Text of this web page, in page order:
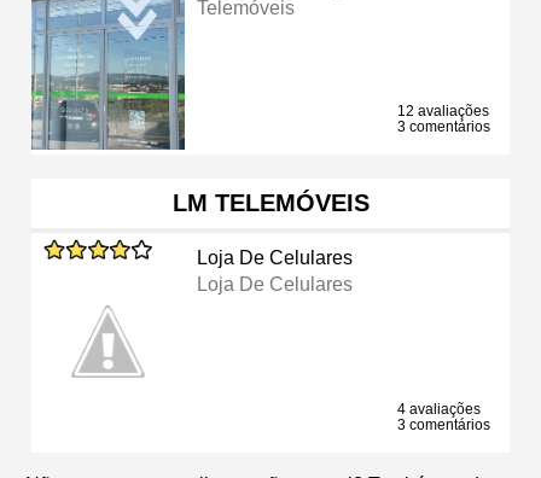
Telemóveis
12 avaliações
3 comentários
LM TELEMÓVEIS
Loja De Celulares
Loja De Celulares
4 avaliações
3 comentários